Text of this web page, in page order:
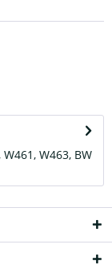
W463, BW